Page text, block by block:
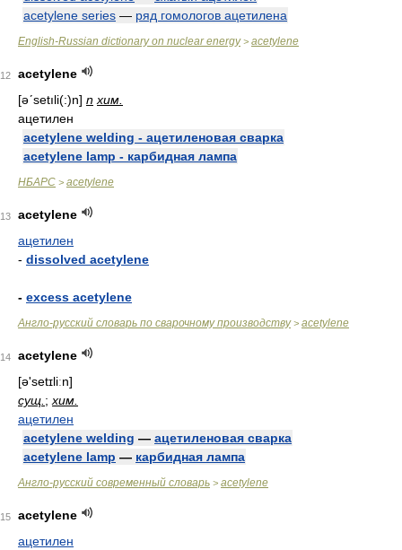
acetylene series — ряд гомологов ацетилена
English-Russian dictionary on nuclear energy> acetylene
12
acetylene
[əʹsetıli(:)n] n хим.
ацетилен
acetylene welding - ацетиленовая сварка
acetylene lamp - карбидная лампа
НБАРС > acetylene
13
acetylene
ацетилен
- dissolved acetylene
- excess acetylene
Англо-русский словарь по сварочному производству> acetylene
14
acetylene
[ə'setɪliːn]
сущ. ; хим.
ацетилен
acetylene welding — ацетиленовая сварка
acetylene lamp — карбидная лампа
Англо-русский современный словарь > acetylene
15
acetylene
ацетилен